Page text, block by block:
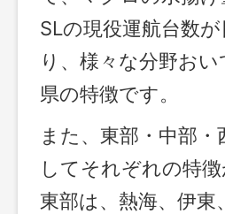
SLの現役運航台数
り、様々な分野お
県の特徴です。
また、東部・中部
してそれぞれの特徴
東部は、熱海、伊